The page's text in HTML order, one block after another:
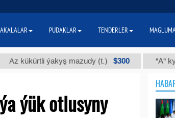
ýakyş mazudy (t.) $300 "А" kysymly
ýük otlusyny
PUDAKLAR TENDERLER